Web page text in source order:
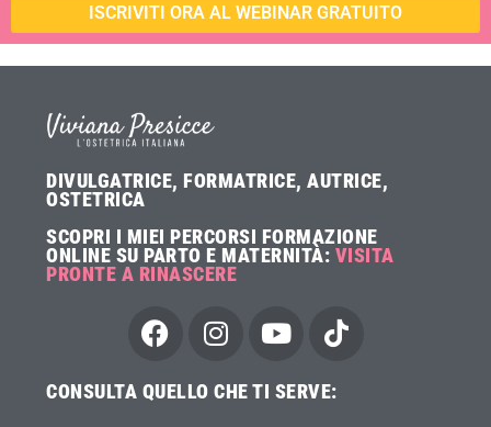
ISCRIVITI ORA AL WEBINAR GRATUITO
DIVULGATRICE, FORMATRICE, AUTRICE,
OSTETRICA
SCOPRI I MIEI PERCORSI FORMAZIONE
ONLINE SU PARTO E MATERNITÀ: VISITA
PRONTE A RINASCERE
CONSULTA QUELLO CHE TI SERVE: